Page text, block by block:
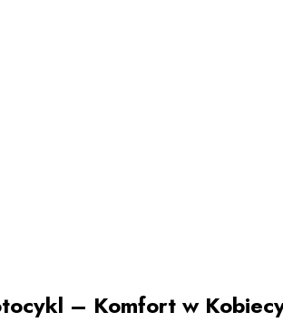
– Komfort w